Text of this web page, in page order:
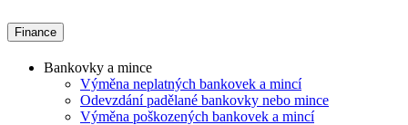
Finance
Bankovky a mince
Výměna neplatných bankovek a mincí
Odevzdání padělané bankovky nebo mince
Výměna poškozených bankovek a mincí